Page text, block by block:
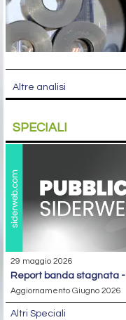
Altre analisi
SPECIALI
29 maggio 2026
report banda stagnata
Aggiornamento Giugno 2026
Altri Speciali